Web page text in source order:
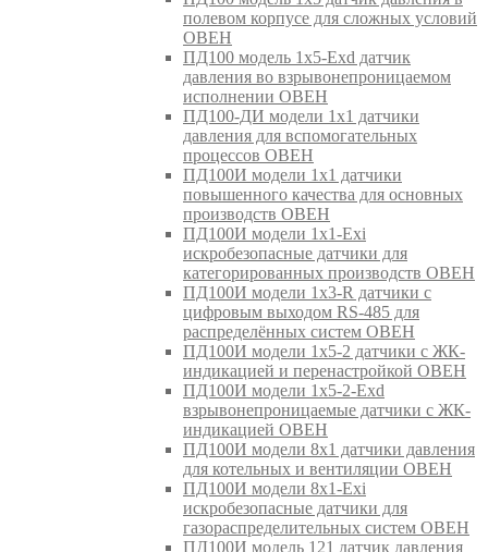
полевом корпусе для сложных условий
ОВЕН
ПД100 модель 1х5-Exd датчик
давления во взрывонепроницаемом
исполнении ОВЕН
ПД100-ДИ модели 1х1 датчики
давления для вспомогательных
процессов ОВЕН
ПД100И модели 1х1 датчики
повышенного качества для основных
производств ОВЕН
ПД100И модели 1х1-Exi
искробезопасные датчики для
категорированных производств ОВЕН
ПД100И модели 1х3-R датчики с
цифровым выходом RS-485 для
распределённых систем ОВЕН
ПД100И модели 1х5-2 датчики с ЖК-
индикацией и перенастройкой ОВЕН
ПД100И модели 1х5-2-Exd
взрывонепроницаемые датчики с ЖК-
индикацией ОВЕН
ПД100И модели 8х1 датчики давления
для котельных и вентиляции ОВЕН
ПД100И модели 8х1-Exi
искробезопасные датчики для
газораспределительных систем ОВЕН
ПД100И модель 121 датчик давления